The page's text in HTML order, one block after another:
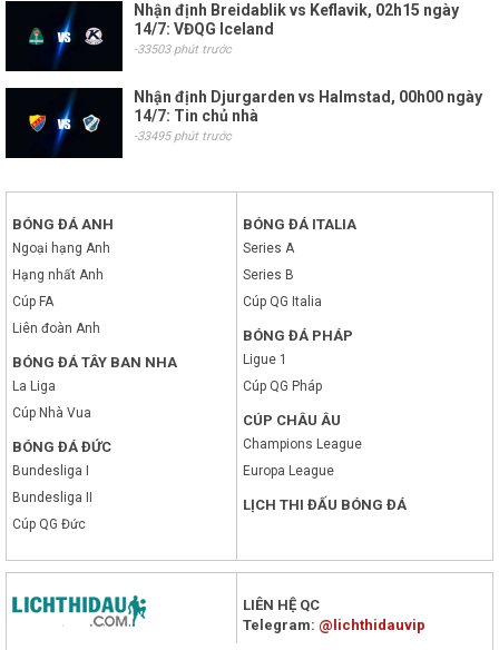
Nhận định Breidablik vs Keflavik, 02h15 ngày
14/7: VĐQG Iceland
-33503 phút trước
Nhận định Djurgarden vs Halmstad, 00h00 ngày
14/7: Tin chủ nhà
-33495 phút trước
BÓNG ĐÁ ANH
Ngoại hạng Anh
Hạng nhất Anh
Cúp FA
Liên đoàn Anh
BÓNG ĐÁ TÂY BAN NHA
La Liga
Cúp Nhà Vua
BÓNG ĐÁ ĐỨC
Bundesliga I
Bundesliga II
Cúp QG Đức
BÓNG ĐÁ ITALIA
Series A
Series B
Cúp QG Italia
BÓNG ĐÁ PHÁP
Ligue 1
Cúp QG Pháp
CÚP CHÂU ÂU
Champions League
Europa League
LỊCH THI ĐẤU BÓNG ĐÁ
LIÊN HỆ QC
Telegram: @lichthidauvip